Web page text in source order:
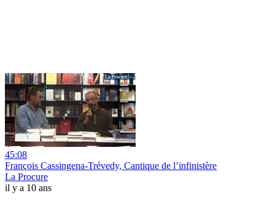
45:08
François Cassingena-Trévedy, Cantique de l’infinistère
La Procure
il y a 10 ans